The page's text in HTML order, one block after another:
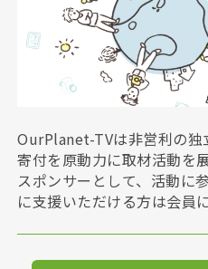
OurPlanet-TVは非営利の独
寄付を原動力に取材活動を
スポンサーとして、活動に
に支援いただける方は会員